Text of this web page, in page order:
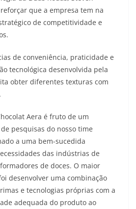
que a empresa tem na
de competitividade e
de conveniência, praticidade e
tecnológica desenvolvida pela
obter diferentes texturas com
Aera é fruto de um
pesquisas do nosso time
a uma bem-sucedida
das indústrias de
de doces. O maior
desenvolver uma combinação
e tecnologias próprias com a
adequada do produto ao